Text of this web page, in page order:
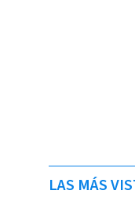
LAS MÁS